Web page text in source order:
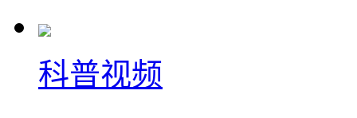
科普视频